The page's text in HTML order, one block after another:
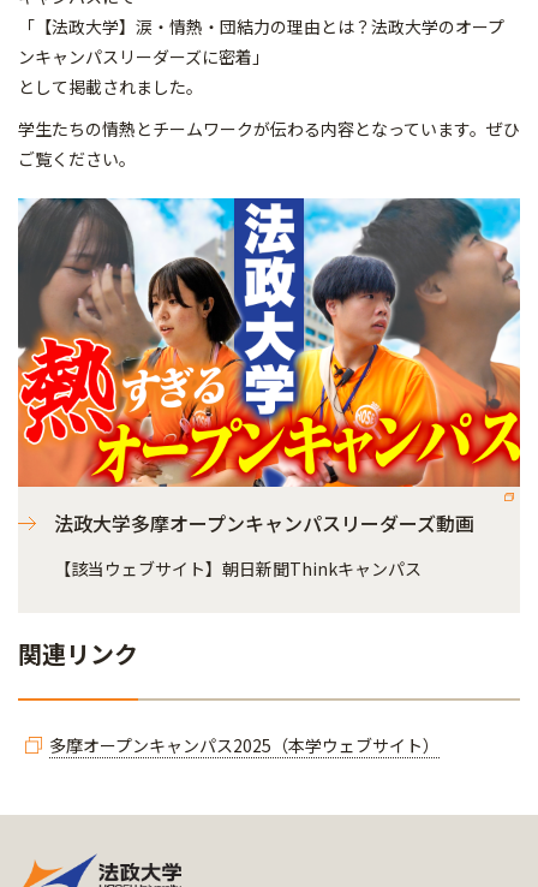
「【法政大学】涙・情熱・団結力の理由とは？法政大学のオープ
ンキャンパスリーダーズに密着」
として掲載されました。
学生たちの情熱とチームワークが伝わる内容となっています。ぜひ
ご覧ください。
法政大学多摩オープンキャンパスリーダーズ動画
【該当ウェブサイト】朝日新聞Thinkキャンパス
関連リンク
多摩オープンキャンパス2025（本学ウェブサイト）